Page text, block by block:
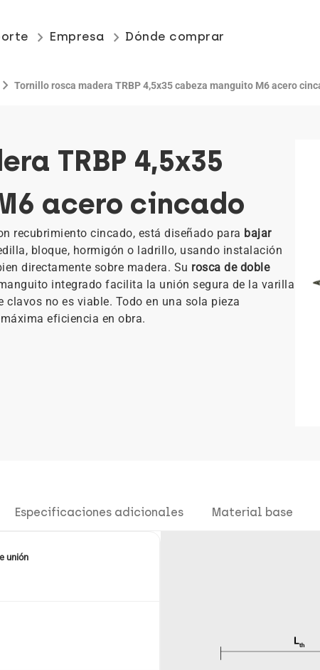
keyboard_arrow_right Empresa keyboard_arrow_right Dónde comprar
chevron_right Tornillo rosca madera TRBP 4,5x35 cabeza manguito M6 acero
TRBP 4,5x35
acero cincado
recubrimiento cincado, está diseñado para bajar
bloque, hormigón o ladrillo, usando instalación
directamente sobre madera. Su rosca de doble
integrado facilita la unión segura de la varilla
no es viable. Todo en una sola pieza
eficiencia en obra.
Especificaciones adicionales Material base
unión